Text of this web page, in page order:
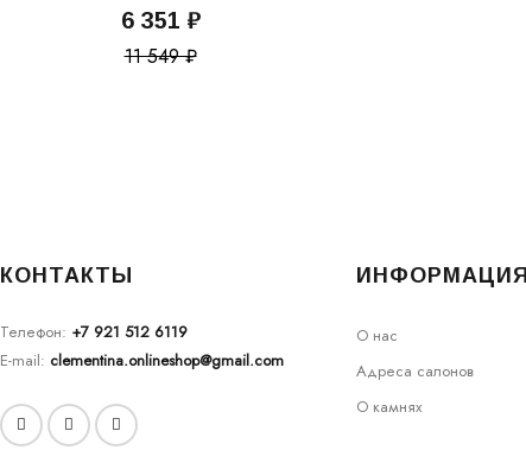
6 351 ₽
11 549 ₽
КОНТАКТЫ
Телефон: +7 921 512 6119
E-mail: clementina.onlineshop@gmail.com
ИНФОРМАЦИЯ
О нас
Адреса салонов
О камнях